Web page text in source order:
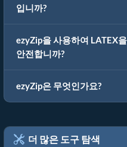
입니까?
ezyZip을 사용하여 LATEX
안전합니까?
ezyZip은 무엇인가요?
더 많은 도구 탐색